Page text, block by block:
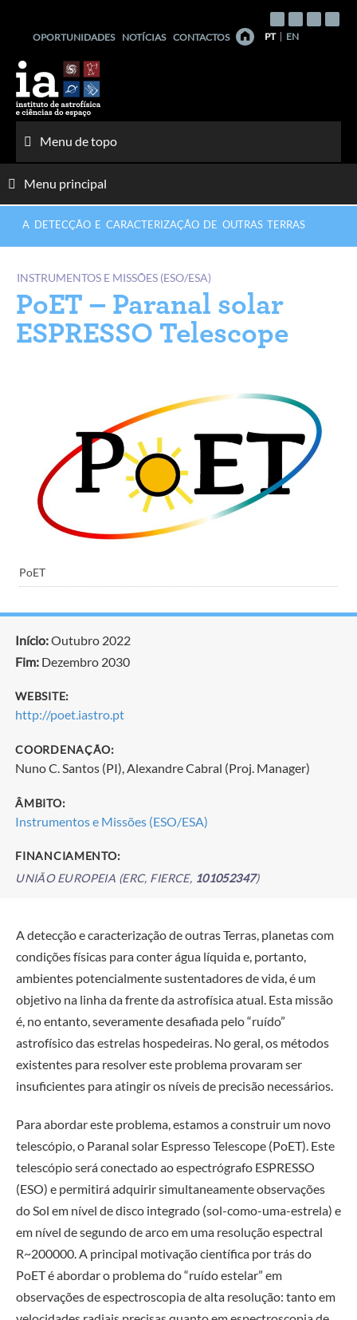
conteúdo
OPORTUNIDADES NOTÍCIAS CONTACTOS PT EN
Menu de topo
Menu principal
A DETECÇÃO E CARACTERIZAÇÃO DE OUTRAS TERRAS
INSTRUMENTOS E MISSÕES (ESO/ESA)
PoET – Paranal solar
ESPRESSO Telescope
PoET
Início:Outubro 2022
Fim: Dezembro 2030
WEBSITE:
http://poet.iastro.pt
COORDENAÇÃO:
Nuno C. Santos (PI), Alexandre Cabral (Proj. Manager)
ÂMBITO:
Instrumentos e Missões (ESO/ESA)
FINANCIAMENTO:
UNIÃO EUROPEIA (ERC, FIERCE, 101052347)
A detecção e caracterização de outras Terras, planetas com
condições físicas para conter água líquida e, portanto,
ambientes potencialmente sustentadores de vida, é um
objetivo na linha da frente da astrofísica atual. Esta missão
é, no entanto, severamente desafiada pelo “ruído”
astrofísico das estrelas hospedeiras. No geral, os métodos
existentes para resolver este problema provaram ser
insuficientes para atingir os níveis de precisão necessários.
Para abordar este problema, estamos a construir um novo
telescópio, o Paranal solar Espresso Telescope (PoET). Este
telescópio será conectado ao espectrógrafo ESPRESSO
(ESO) e permitirá adquirir simultaneamente observações
do Sol em nível de disco integrado (sol-como-uma-estrela) e
em nível de segundo de arco em uma resolução espectral
R~200000. A principal motivação científica por trás do
PoET é abordar o problema do “ruído estelar” em
observações de espectroscopia de alta resolução: tanto em